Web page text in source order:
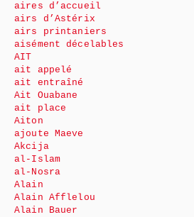
aires d’accueil
airs d’Astérix
airs printaniers
aisément décelables
AIT
ait appelé
ait entraîné
Ait Ouabane
ait place
Aiton
ajoute Maeve
Akcija
al-Islam
al-Nosra
Alain
Alain Afflelou
Alain Bauer